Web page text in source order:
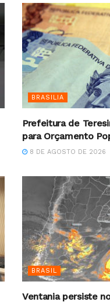
BRASILIA
Prefeitura de
para Orçamento
8 DE AGOSTO DE 2026
BRASIL
Ventania persiste